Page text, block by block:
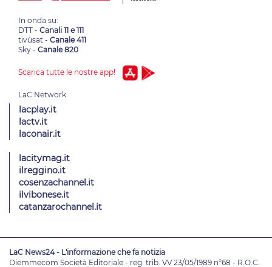
In onda su:
DTT - Canali 11 e 111
tivùsat - Canale 411
Sky - Canale 820
Scarica tutte le nostre app!
lacplay.it
lactv.it
laconair.it
lacitymag.it
ilreggino.it
cosenzachannel.it
ilvibonese.it
catanzarochannel.it
LaC News24 - L'informazione che fa notizia
Diemmecom Società Editoriale - reg. trib. VV 23/05/1989 n°68 - R.O.C.